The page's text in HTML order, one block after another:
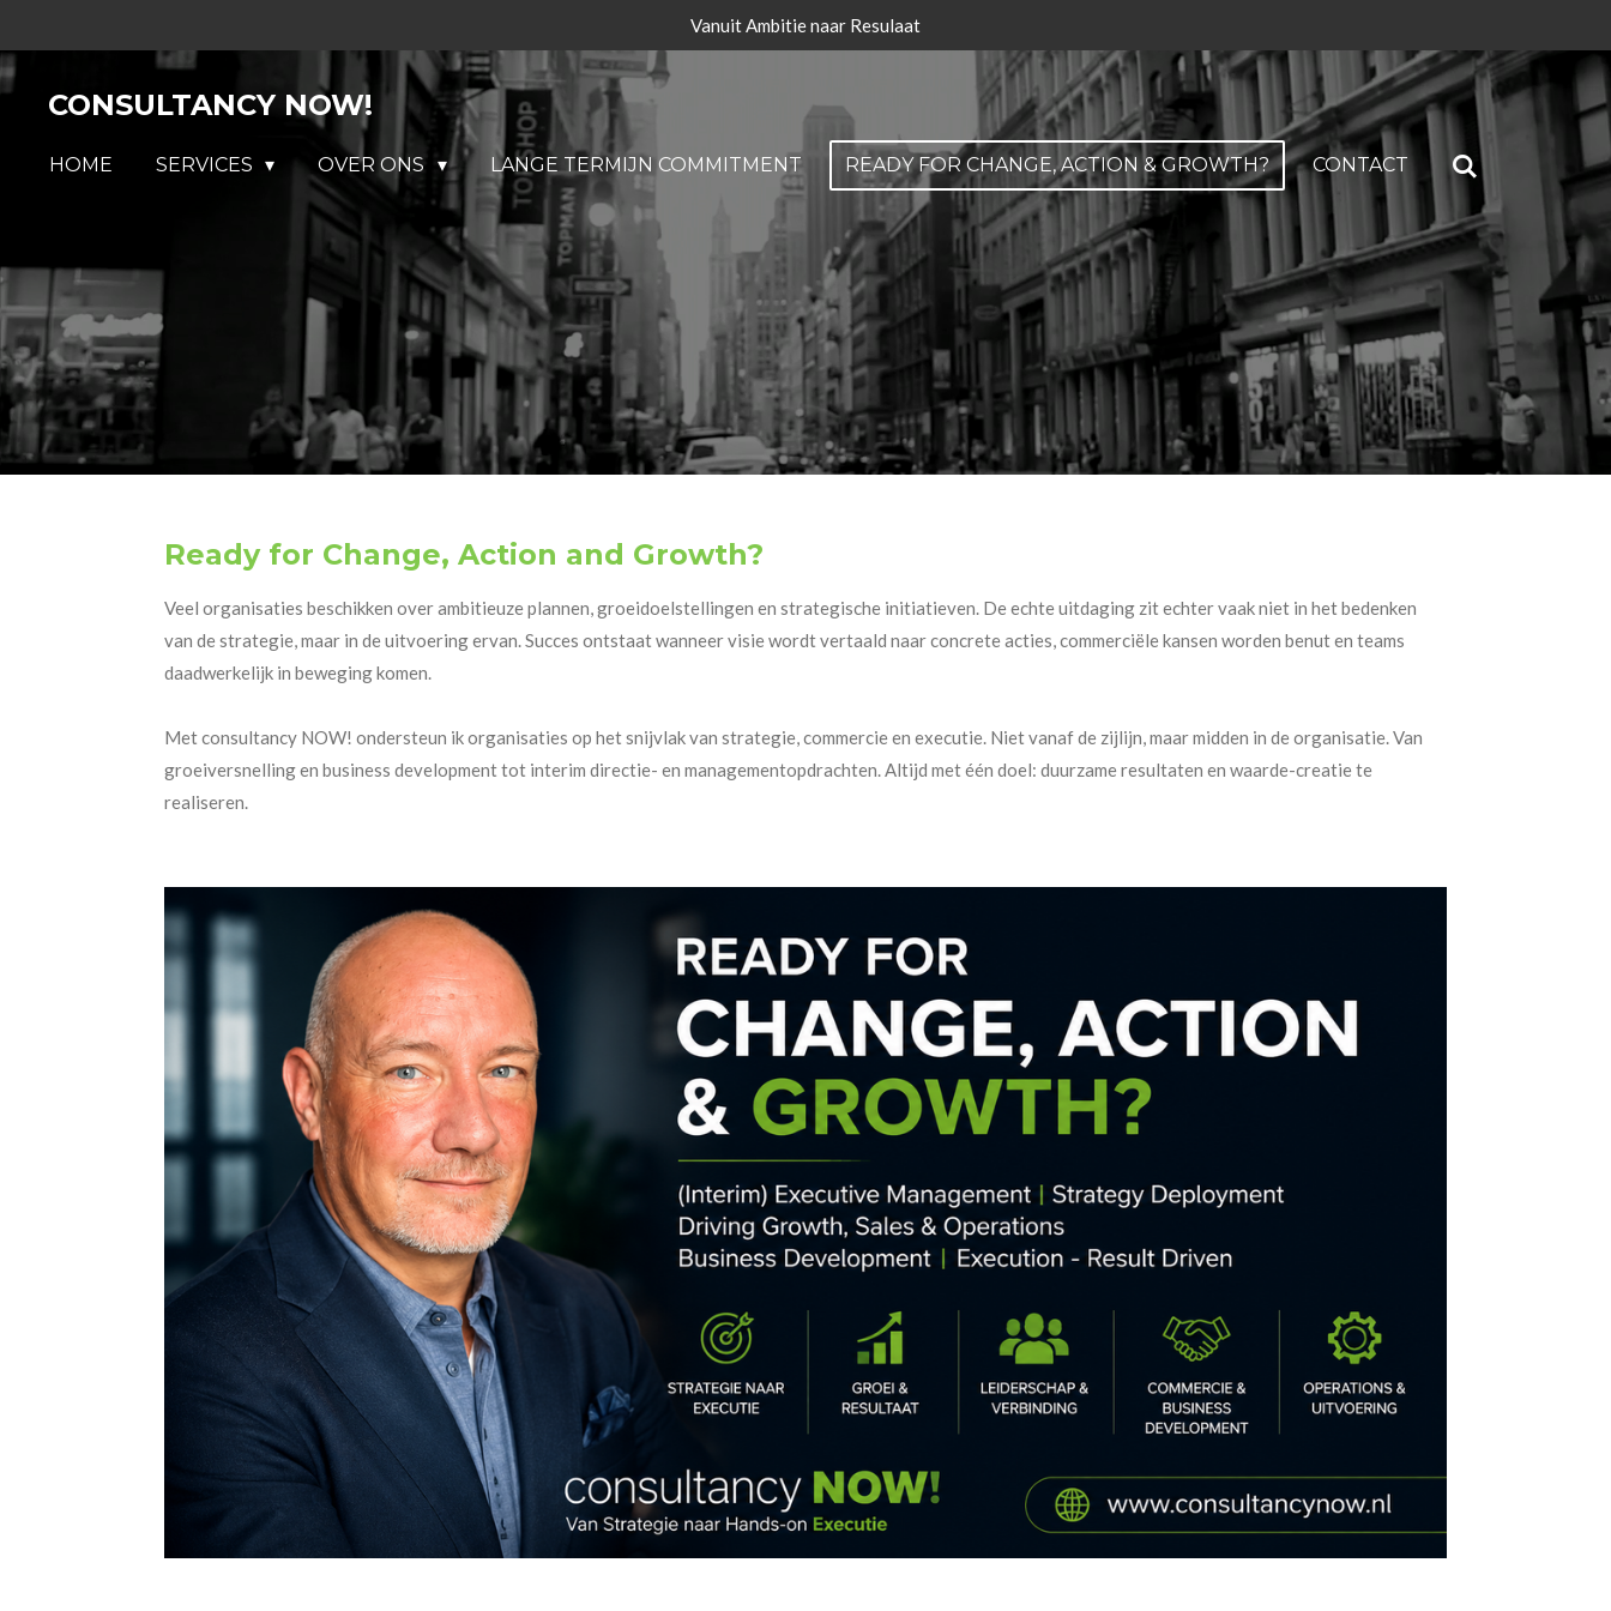
direct
naar
hoofdinhoud
Vanuit Ambitie naar Resulaat
CONSULTANCY NOW!
HOME SERVICES OVER ONS LANGE TERMIJN COMMITMENT READY FOR CHANGE, ACTION & GROWTH? CONTACT
Ready for Change, Action and Growth?
Veel organisaties beschikken over ambitieuze plannen, groeidoelstellingen en strategische initiatieven. De echte uitdaging zit echter vaak niet in het bedenken
van de strategie, maar in de uitvoering ervan.Succes ontstaat wanneer visie wordt vertaald naar concrete acties, commerciële kansen worden benut en teams
daadwerkelijk in beweging komen.
Met consultancy NOW! ondersteun ik organisaties op het snijvlak van strategie, commercie en executie. Niet vanaf de zijlijn, maar midden in de organisatie. Van
groeiversnelling en business development tot interim directie- en managementopdrachten. Altijd met één doel: duurzame resultaten en waarde-creatie te
realiseren.